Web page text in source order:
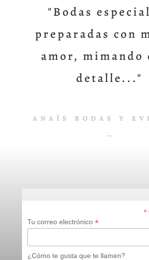
"Bodas
preparadas con
amor, mimando
detalle..."
ANAÏS BODAS Y
*
Tu correo electrónico *
¿Cómo te gusta que te llamen?